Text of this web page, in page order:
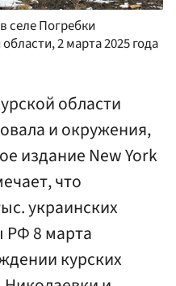
селе Погребки
2 марта 2025 года
области
и окружения,
издание New York
что
украинских
8 марта
курских